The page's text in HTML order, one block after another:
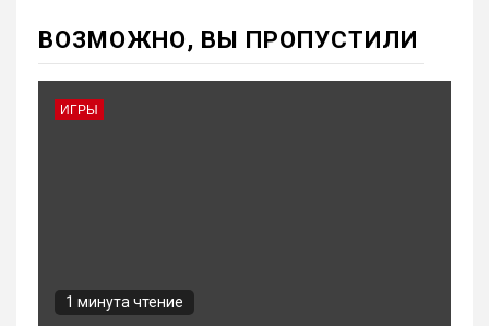
ВОЗМОЖНО, ВЫ ПРОПУСТИЛИ
ИГРЫ
1 минута чтение